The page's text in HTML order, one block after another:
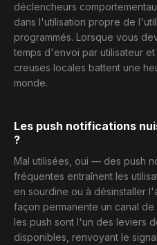
déclencheurs
dans l'utilisation propre de
programmés. Lorsque vous
temps d'envoi par utilisateur
creuses locales battent une
monde.
Les push notifications
?
Mal utilisées, oui — des push
fréquentes entraînent les
en sourdine ou à désinstaller
façon permanente un canal de
les push sont l'un des leviers
disponibles, renvoyant le